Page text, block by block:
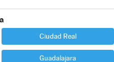
Ciudad Real
Guadalajara